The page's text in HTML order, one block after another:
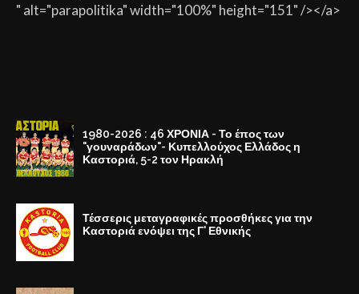
" alt="parapolitika" width="100%" height="151" /></a>
1980-2026 : 46 ΧΡΟΝΙΑ - Το έπος των
"γουναράδων"- Κυπελλούχος Ελλάδος η
Καστοριά, 5-2 τον Ηρακλή
Τέσσερις μεταγραφικές προσθήκες για την
Καστοριά ενόψει της Γ' Εθνικής